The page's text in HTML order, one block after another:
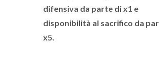
difensiva da parte di x1 e
disponibilità al sacrifico da
x5.